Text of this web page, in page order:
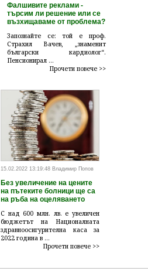
Фалшивите реклами -
търсим ли решение или се
възхищаваме от проблема?
Запознайте се: той е проф.
Страхил Вачев, „знаменит
български кардиолог“.
Пенсионирал ...
Прочети повече >>
15.02.2022 13:19:48 Владимир Попов
Без увеличение на цените
на пътеките болници ще са
на ръба на оцеляването
С над 600 млн. лв. е увеличен
бюджетът на Националната
здравноосигурителна каса за
2022 година в ...
Прочети повече >>